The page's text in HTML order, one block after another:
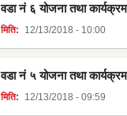
वडा नं ६ योजना तथा
मिति: 12/13/2018 - 10:00
वडा नं ५ योजना तथा
मिति: 12/13/2018 - 09:59